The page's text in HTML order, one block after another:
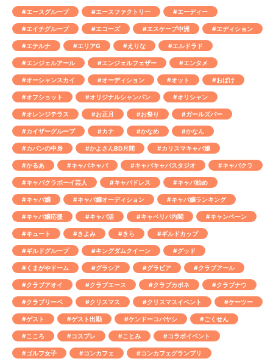
#エースグループ #エースファクトリー #エーディー
#エイチグループ #エコーズ #エスケープ中洲 #エディション
#エテルナ #エリアG #えりな #エルドラド
#エンジェルアール #エンジェルフェザー #エンタメ
#オーシャンスカイ #オーディション #オット #おばけ
#オフショット #オリジナルシャンパン #オリシャン
#オレンジテラス #お正月 #お祭り #ガールズバー
#カイザーグループ #カナ #かなめ #かなん
#カバンの中身 #かよさんBD月間 #カリスマキャバ嬢
#かるあ #キャバキャバ #キャバキャバスタジオ #キャバクラ
#キャバクラボーイ芸人 #キャバドレス #キャバ始め
#キャバ嬢 #キャバ嬢オーディション #キャバ嬢ランキング
#キャバ嬢応援 #キャバ活 #キャベリバ内閣 #キャンペーン
#キュート #きよみ #きら #ギルドカップ
#ギルドグループ #キングダムクイーン #グッド
#くまがやドーム #グラシア #グラビア #クラブアール
#クラブアオイ #クラブエース #クラブカポネ #クラブナウ
#クラブリーベ #クリスマス #クリスマスイベント #ケーツー
#ゲスト #ゲスト出勤 #ケンドーコバヤシ #ごくせん
#こころ #コスプレ #ことみ #コラボイベント
#ゴルフ女子 #コンカフェ #コンカフェグランプリ